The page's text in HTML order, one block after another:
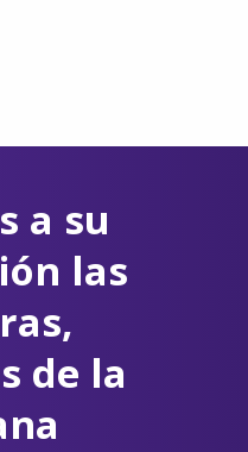
a su
las
de la